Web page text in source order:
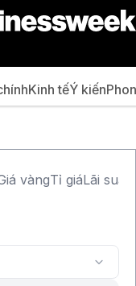
Kinh tếÝ kiến
vàngTỉ giáLãi suất